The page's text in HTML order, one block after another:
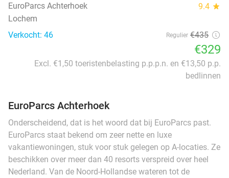
EuroParcs Achterhoek 9.4 star
Lochem
Verkocht: 46
Regulier €435
€329
Excl. €1,50 toeristenbelasting p.p.p.n. en €13,50 p.p.
bedlinnen
EuroParcs Achterhoek
Onderscheidend, dat is het woord dat bij EuroParcs past.
EuroParcs staat bekend om zeer nette en luxe
vakantiewoningen, stuk voor stuk gelegen op A-locaties. Ze
beschikken over meer dan 40 resorts verspreid over heel
Nederland. Van de Noord-Hollandse wateren tot de